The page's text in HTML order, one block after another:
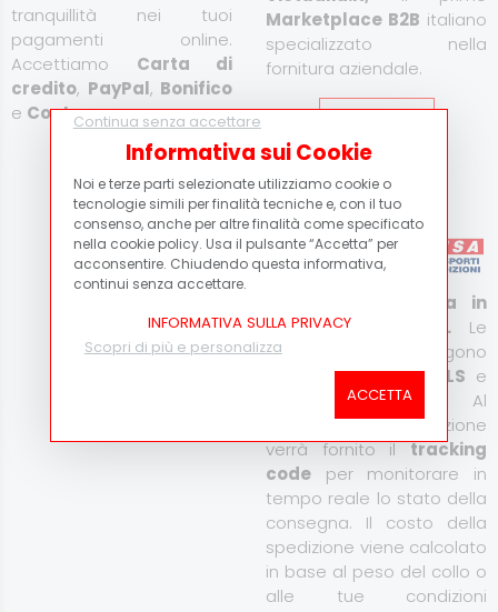
tranquillità nei tuoi
pagamenti online.
Accettiamo Carta di
credito, PayPal, Bonifico
e Contrassegno.
Scopri di più
Marketplace B2B italiano
specializzato nella
fornitura aziendale.
Corriere Espresso
Consegna espressa in
Italia e all’estero. Le
spedizioni vengono
effettuate tramite
GLS e
Susa Trasporti
. Al
momento della spedizione
verrà fornito iltracking
code per monitorare in
tempo reale lo stato della
consegna. Il costo della
spedizione viene calcolato
in base al peso del collo o
alle tue condizioni
Continua senza accettare
Informativa sui Cookie
Noi e terze parti selezionate utilizziamo cookie o
tecnologie simili per finalità tecniche e, con il tuo
consenso, anche per altre finalità come specificato
nella cookie policy. Usa il pulsante “Accetta” per
acconsentire. Chiudendo questa informativa,
continui senza accettare.
INFORMATIVA SULLA PRIVACY
Scopri di più e personalizza
ACCETTA